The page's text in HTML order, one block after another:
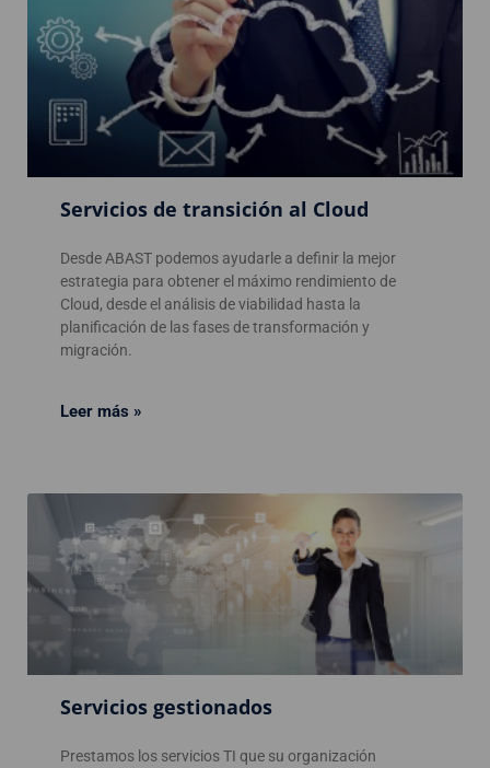
Servicios de transición al Cloud
Desde ABAST podemos ayudarle a definir la mejor
estrategia para obtener el máximo rendimiento de
Cloud, desde el análisis de viabilidad hasta la
planificación de las fases de transformación y
migración.
Leer más »
Servicios gestionados
Prestamos los servicios TI que su organización